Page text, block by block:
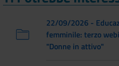
22/09/2026 -
femminile: terzo
"Donne in attivo"